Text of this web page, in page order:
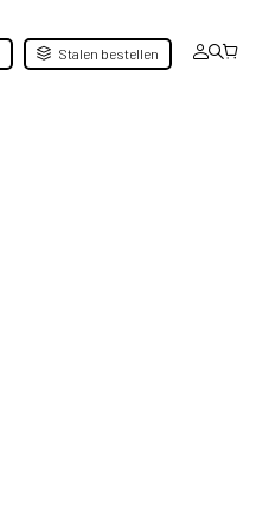
Stalen bestellen